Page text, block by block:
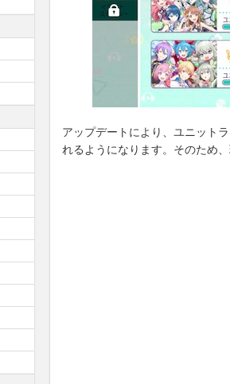
アップデートにより、ユニット
れるようになります。そのため